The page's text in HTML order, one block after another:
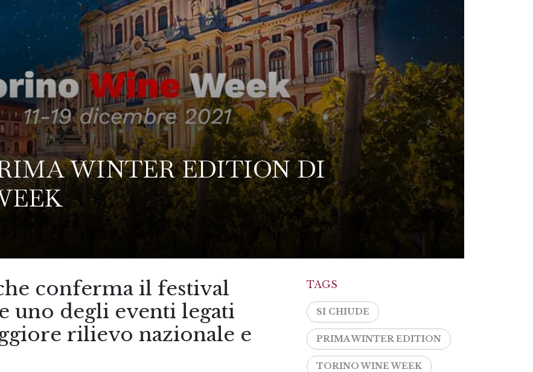
WINTER EDITION DI
conferma il festival
uno degli eventi legati
rilievo nazionale e
TAGS
SI CHIUDE
PRIMA WINTER EDITION
TORINO WINE WEEK